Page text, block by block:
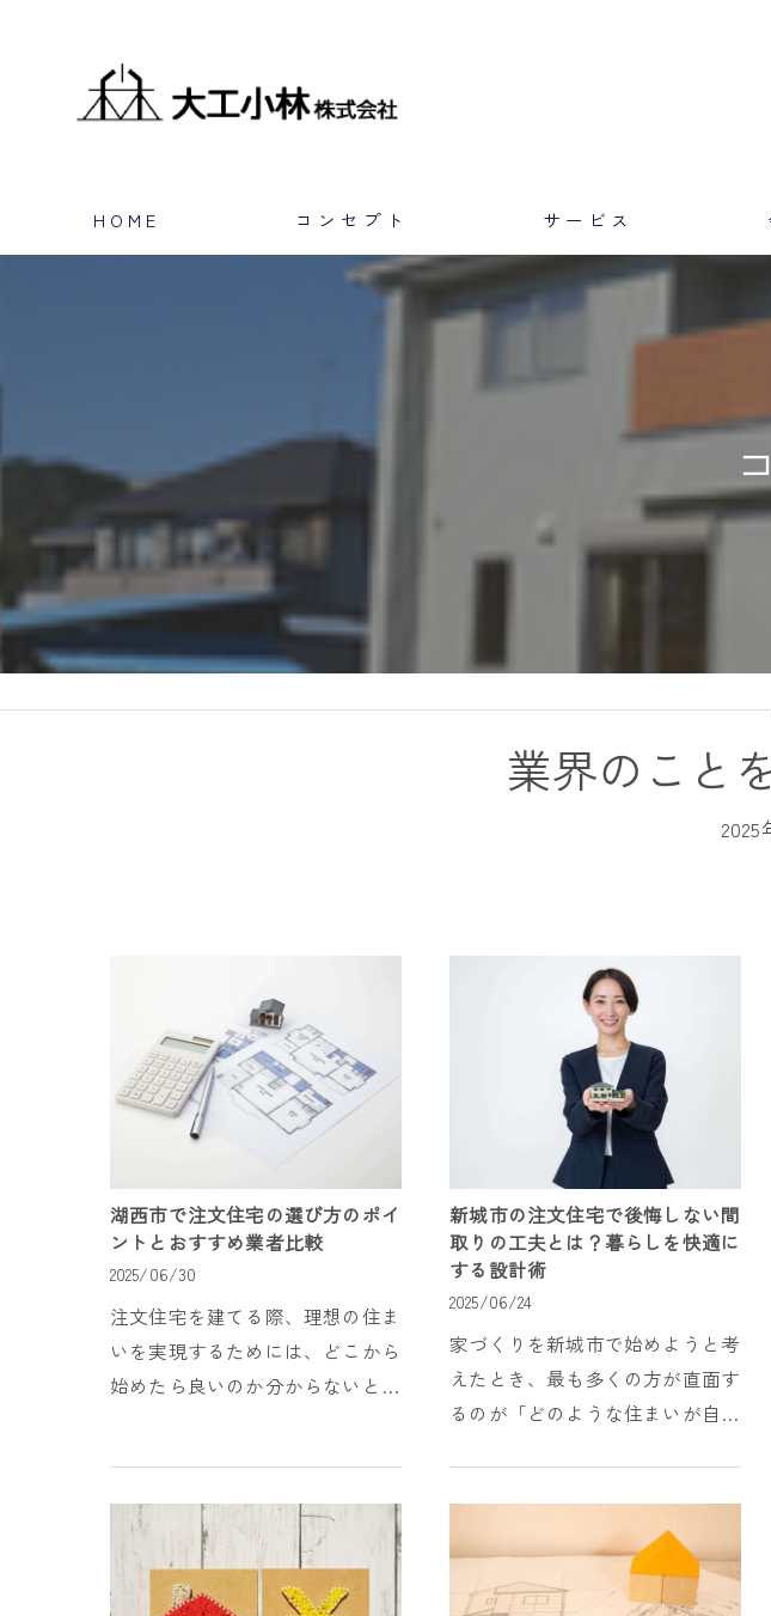
HOME コンセプト サービス
スタ
業界のこと
湖西市で注文住宅の選び方のポイ
ントとおすすめ業者比較
2025/06/30
注文住宅を建てる際、理想の住ま
いを実現するためには、どこから
始めたら良いのか分からないとい
者選定、設計の自由度...
新城市の注文住宅で後悔しない間
取りの工夫とは？暮らしを快適に
する設計術
2025/06/24
家づくりを新城市で始めようと考
えたとき、最も多くの方が直面す
るのが「どのような住まいが自分
フスタイル、そして将来...